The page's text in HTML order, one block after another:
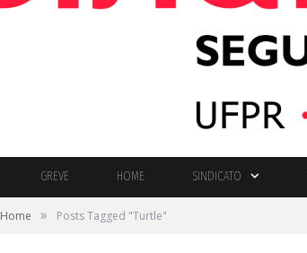
GREVE HOME SINDICATO
Home » Posts Tagged "Turtle"